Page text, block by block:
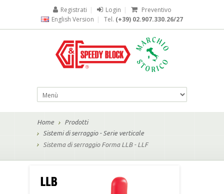
Registrati | Login |
Preventivo
English Version | Tel. (+39) 02.907.330.26/27
Home
Prodotti
Sistemi di serraggio - Serie verticale
Sistema di serraggio Forma LLB - LLF